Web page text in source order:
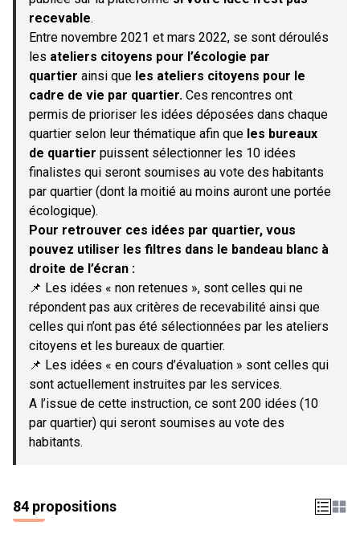
recevable.
Entre novembre 2021 et mars 2022, se sont déroulés
les ateliers citoyens pour l’écologie par
quartier ainsi que les ateliers citoyens pour le
cadre de vie par quartier. Ces rencontres ont
permis de prioriser les idées déposées dans chaque
quartier selon leur thématique afin que les bureaux
de quartier puissent sélectionner les 10 idées
finalistes qui seront soumises au vote des habitants
par quartier (dont la moitié au moins auront une portée
écologique).
Pour retrouver ces idées par quartier, vous
pouvez utiliser les filtres dans le bandeau blanc à
droite de l’écran :
📌 Les idées « non retenues », sont celles qui ne
répondent pas aux critères de recevabilité ainsi que
celles qui n’ont pas été sélectionnées par les ateliers
citoyens et les bureaux de quartier.
📌 Les idées « en cours d’évaluation » sont celles qui
sont actuellement instruites par les services.
A l’issue de cette instruction, ce sont 200 idées (10
par quartier) qui seront soumises au vote des
habitants.
84 propositions